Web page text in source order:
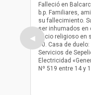
◀
Falleció en
b.p. Familiares,
su fallecimiento.
ser inhumados en
oficio religioso en
10. Casa de
Servicios de
Electricidad
Nº 519 entre 14 y